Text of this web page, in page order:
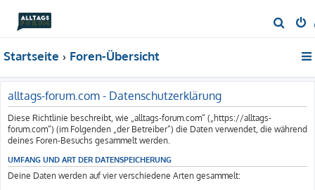
u
Startseite Foren-Übersicht
alltags-forum.com - Datenschutzerklärung
Diese Richtlinie beschreibt, wie „alltags-forum.com“ („https://alltags-
forum.com“) (im Folgenden „der Betreiber“) die Daten verwendet, die während
deines Foren-Besuchs gesammelt werden.
UMFANG UND ART DER DATENSPEICHERUNG
Deine Daten werden auf vier verschiedene Arten gesammelt: